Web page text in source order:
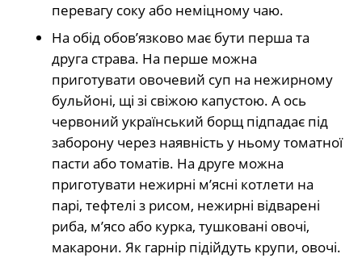
перевагу соку або неміцному чаю.
На обід обов’язково має бути перша та
друга страва. На перше можна
приготувати овочевий суп на нежирному
бульйоні, щі зі свіжою капустою. А ось
червоний український борщ підпадає під
заборону через наявність у ньому томатної
пасти або томатів. На друге можна
приготувати нежирні м’ясні котлети на
парі, тефтелі з рисом, нежирні відварені
риба, м’ясо або курка, тушковані овочі,
макарони. Як гарнір підійдуть крупи, овочі.